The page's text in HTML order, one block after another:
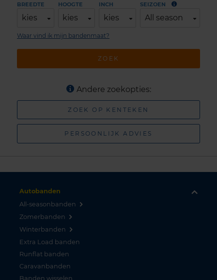
BREEDTE
kies
HOOGTE
kies
INCH
kies
SEIZOEN
All season
ZOEK
Waar vind ik mijn bandenmaat?
Andere zoekopties:
ZOEK OP KENTEKEN
PERSOONLIJK ADVIES
Autobanden
All-seasonbanden
Zomerbanden
Winterbanden
Extra Load banden
Runflat banden
Caravanbanden
Banden wisselen